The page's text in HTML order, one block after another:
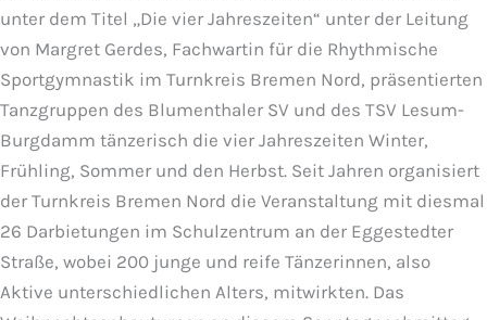
unter dem Titel „Die vier Jahreszeiten“ unter der Leitung
von Margret Gerdes, Fachwartin für die Rhythmische
Sportgymnastik im Turnkreis Bremen Nord, präsentierten
Tanzgruppen des Blumenthaler SV und des TSV Lesum-
Burgdamm tänzerisch die vier Jahreszeiten Winter,
Frühling, Sommer und den Herbst. Seit Jahren organisiert
der Turnkreis Bremen Nord die Veranstaltung mit diesmal
26 Darbietungen im Schulzentrum an der Eggestedter
Straße, wobei 200 junge und reife Tänzerinnen, also
Aktive unterschiedlichen Alters, mitwirkten. Das